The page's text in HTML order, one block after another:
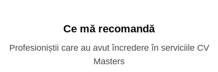
Ce mă recomandă
Profesioniștii care au avut încredere în serviciile CV
Masters